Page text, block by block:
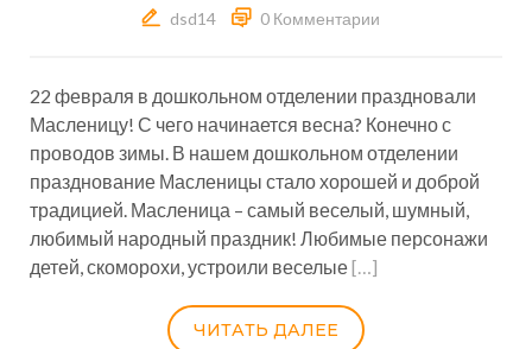
dsd14
0 Комментарии
22 февраля в дошкольном отделении праздновали
Масленицу! С чего начинается весна? Конечно с
проводов зимы. В нашем дошкольном отделении
празднование Масленицы стало хорошей и доброй
традицией. Масленица – самый веселый, шумный,
любимый народный праздник! Любимые персонажи
детей, скоморохи, устроили веселые[…]
ЧИТАТЬ ДАЛЕЕ